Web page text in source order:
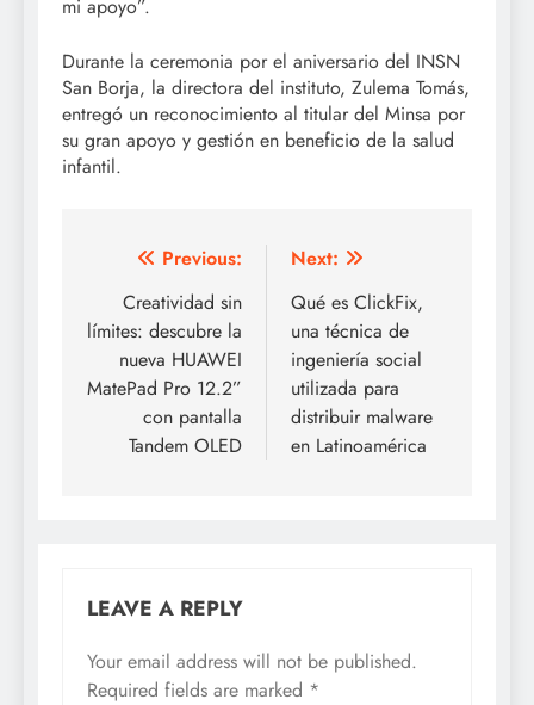
mi apoyo”.
Durante la ceremonia por el aniversario del INSN
San Borja, la directora del instituto, Zulema Tomás,
entregó un reconocimiento al titular del Minsa por
su gran apoyo y gestión en beneficio de la salud
infantil.
Post
navigation
Previous:
Creatividad sin
límites: descubre la
nueva HUAWEI
MatePad Pro 12.2”
con pantalla
Tandem OLED
Next:
Qué es ClickFix,
una técnica de
ingeniería social
utilizada para
distribuir malware
en Latinoamérica
LEAVE A REPLY
Your email address will not be published.
Required fields are marked *